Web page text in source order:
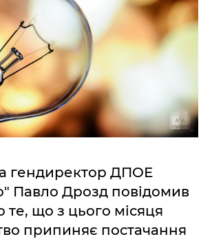
гендиректор ДПОЕ
Павло Дрозд повідомив
те, що з цього місяця
припиняє постачання